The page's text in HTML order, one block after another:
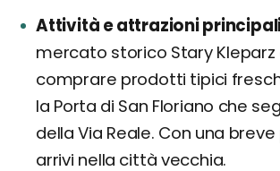
Attività e attrazioni
mercato storico Stary
comprare prodotti tipici
la Porta di San Floriano che
della Via Reale. Con una
arrivi nella città vecchia.